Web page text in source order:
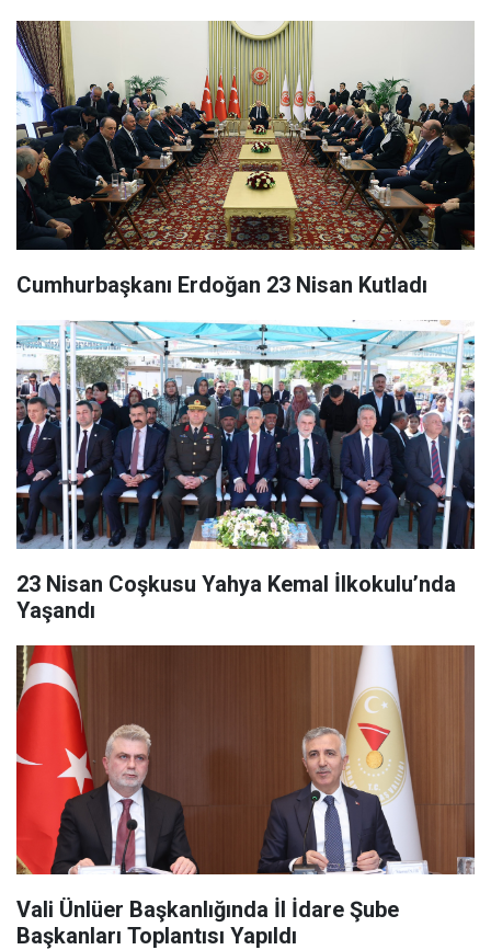
Cumhurbaşkanı Erdoğan 23 Nisan Kutladı
23 Nisan Coşkusu Yahya Kemal İlkokulu’nda
Yaşandı
Vali Ünlüer Başkanlığında İl İdare Şube
Başkanları Toplantısı Yapıldı